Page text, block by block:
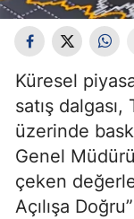
Küresel
satış
üzerinde
Genel
çeken
Açılışa